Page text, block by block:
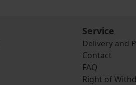
Service
Delivery and
Contact
FAQ
Right of